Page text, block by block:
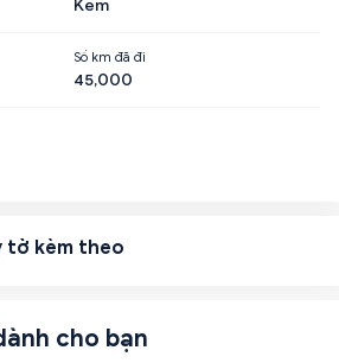
Kem
Số km đã đi
45,000
tờ kèm theo
cho bạn